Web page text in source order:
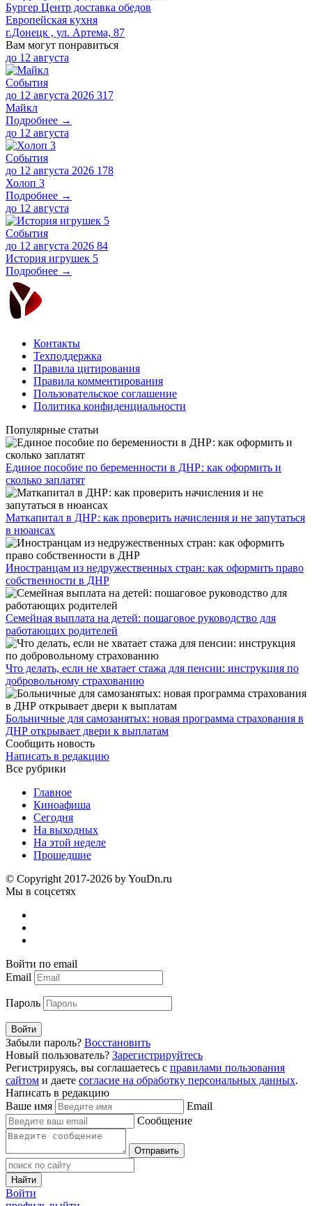
Бургер Центр доставка обедов
Европейская кухня
г.Донецк , ул. Артема, 87
Вам могут понравиться
до 12 августа
События
до 12 августа 2026 317
Майкл
Подробнее →
до 12 августа
События
до 12 августа 2026 178
Холоп 3
Подробнее →
до 12 августа
События
до 12 августа 2026 84
История игрушек 5
Подробнее →
Контакты
Техподдержка
Правила цитирования
Правила комментирования
Пользовательское соглашение
Политика конфиденциальности
Популярные статьи
Единое пособие по беременности в ДНР: как оформить и
сколько заплатят
​Маткапитал в ДНР: как проверить начисления и не запутаться
в нюансах
Иностранцам из недружественных стран: как оформить право
собственности в ДНР
Семейная выплата на детей: пошаговое руководство для
работающих родителей
Что делать, если не хватает стажа для пенсии: инструкция по
добровольному страхованию
Больничные для самозанятых: новая программа страхования в
ДНР открывает двери к выплатам
Сообщить новость
Написать в редакцию
Все рубрики
Главное
Киноафиша
Сегодня
На выходных
На этой неделе
Прошедшие
© Copyright 2017-2026 by YouDn.ru
Мы в соцсетях
Войти по email
Email
Пароль
Войти
Забыли пароль? Восстановить
Новый пользователь? Зарегистрируйтесь
Регистрируясь, вы соглашаетесь с правилами пользования
сайтом и даете согласие на обработку персональных данных.
Написать в редакцию
Ваше имя
Email
Сообщение
Отправить
Найти
Войти